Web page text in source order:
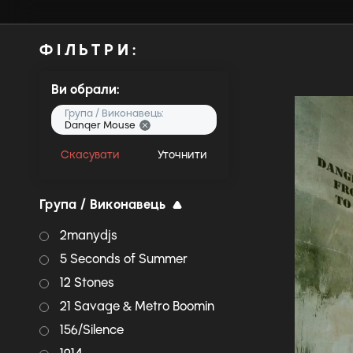
ФІЛЬТРИ:
Ви обрали:
Група / Виконавець:
Danger Mouse
Скасувати Уточнити
Група / Виконавець
2manydjs
5 Seconds of Summer
12 Stones
21 Savage & Metro Boomin
156/Silence